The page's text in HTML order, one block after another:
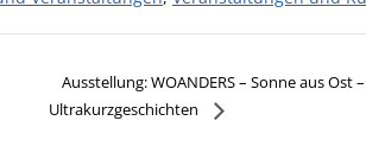
Ausstellung: WOANDERS – Sonne aus Ost –
Ultrakurzgeschichten